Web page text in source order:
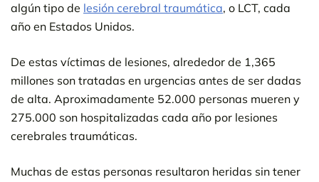
algún tipo de lesión cerebral traumática, o LCT, cada
año en Estados Unidos.
De estas víctimas de lesiones, alrededor de 1,365
millones son tratadas en urgencias antes de ser dadas
de alta. Aproximadamente 52.000 personas mueren y
275.000 son hospitalizadas cada año por lesiones
cerebrales traumáticas.
Muchas de estas personas resultaron heridas sin tener